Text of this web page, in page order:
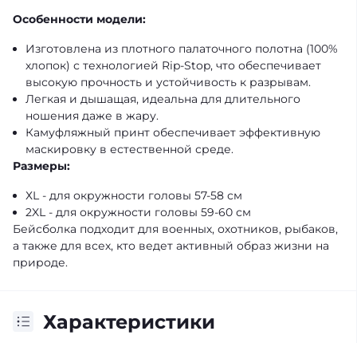
Особенности модели:
Изготовлена из плотного палаточного полотна (100%
хлопок) с технологией Rip-Stop, что обеспечивает
высокую прочность и устойчивость к разрывам.
Легкая и дышащая, идеальна для длительного
ношения даже в жару.
Камуфляжный принт обеспечивает эффективную
маскировку в естественной среде.
Размеры:
ХL - для окружности головы 57-58 см
2XL - для окружности головы 59-60 см
Бейсболка подходит для военных, охотников, рыбаков,
а также для всех, кто ведет активный образ жизни на
природе.
Характеристики